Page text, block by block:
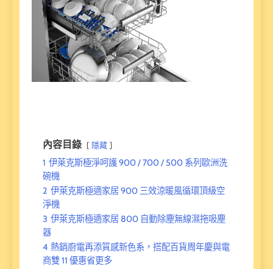
內容目錄 隱藏
1 伊萊克斯極淨呵護 900 / 700 / 500 系列歐洲洗
碗機
2 伊萊克斯極適家居 900 三效涼暖風循環頂級空
淨機
3 伊萊克斯極適家居 800 自動除塵無線濕拖吸塵
器
4 熱銷廚電再添質感新色系，搭配百貨周年慶與電
商雙 11 優惠省更多